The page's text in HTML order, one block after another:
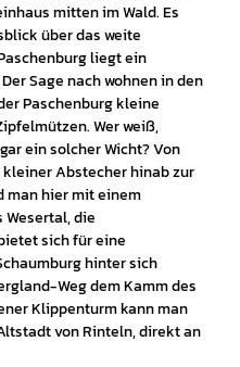
mitten im Wald. Es
über das weite
liegt ein
Sage nach wohnen in den
Paschenburg kleine
Wer weiß,
ein solcher Wicht? Von
Abstecher hinab zur
man hier mit einem
die
sich für eine
hinter sich
Weg dem Kamm des
Klippenturm kann man
von Rinteln, direkt an